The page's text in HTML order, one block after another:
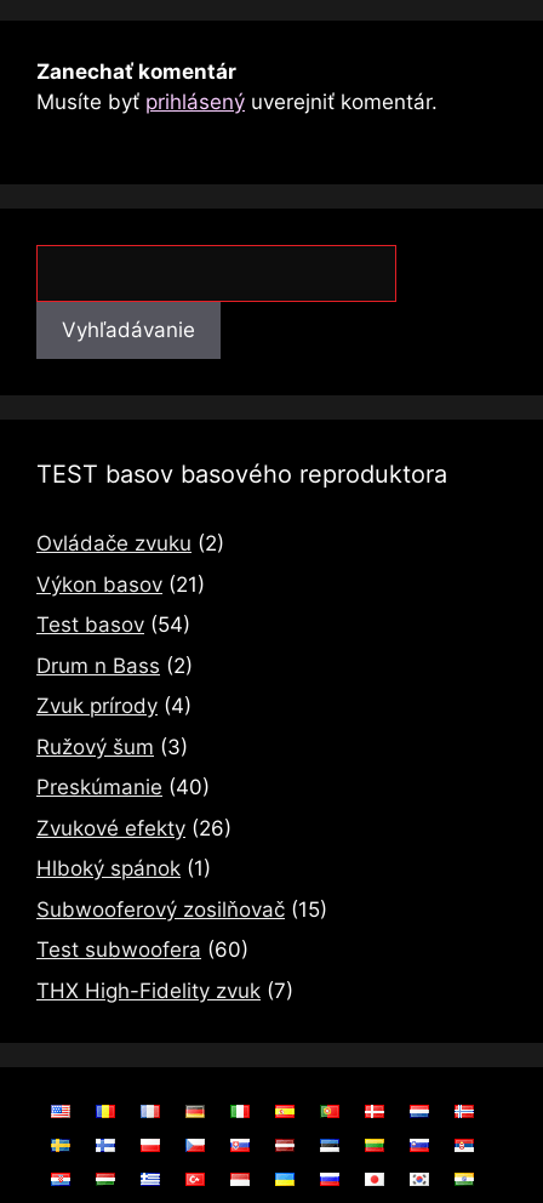
Zanechať komentár
Musíte byť prihlásený uverejniť komentár.
Vyhľadávanie
TEST basov basového reproduktora
Ovládače zvuku (2)
Výkon basov (21)
Test basov (54)
Drum n Bass (2)
Zvuk prírody (4)
Ružový šum (3)
Preskúmanie (40)
Zvukové efekty (26)
Hlboký spánok (1)
Subwooferový zosilňovač (15)
Test subwoofera (60)
THX High-Fidelity zvuk (7)